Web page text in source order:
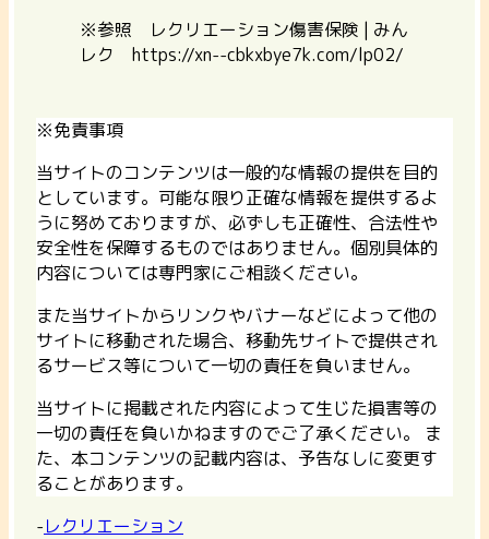
※参照 レクリエーション傷害保険 | みん
レク https://xn--cbkxbye7k.com/lp02/
※免責事項
当サイトのコンテンツは一般的な情報の提供を目的
としています。可能な限り正確な情報を提供するよ
うに努めておりますが、必ずしも正確性、合法性や
安全性を保障するものではありません。個別具体的
内容については専門家にご相談ください。
また当サイトからリンクやバナーなどによって他の
サイトに移動された場合、移動先サイトで提供され
るサービス等について一切の責任を負いません。
当サイトに掲載された内容によって生じた損害等の
一切の責任を負いかねますのでご了承ください。 ま
た、本コンテンツの記載内容は、予告なしに変更す
ることがあります。
-レクリエーション